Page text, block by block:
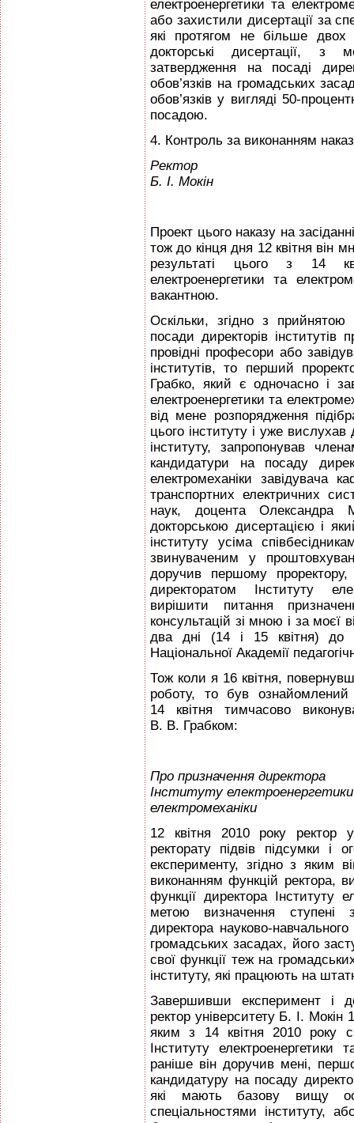
електроенергетики та
або захистили дисертації за
які протягом не більше двох
докторські дисертації, з
затвердження на посаді
обов’язків на громадських
обов’язків у вигляді 50-
посадою.
4. Контроль за виконанням
Ректор
Б. І. Мокін
Проект цього наказу на
тож до кінця дня 12 квітня він
результаті цього з 14
електроенергетики та
вакантною.
Оскільки, згідно з
посади директорів
провідні професори або
інститутів, то перший
Грабко, який є одночасно і
електроенергетики та
від мене розпорядження
цього інституту і уже вислухав
інституту, запропонував
кандидатури на посаду
електромеханіки завідувача
транспортних електричних
наук, доцента Олександра
докторською дисертацією і
інституту усіма
звинуваченим у
доручив першому
директоратом Інституту
вирішити питання
консультацій зі мною і за моєї
два дні (14 і 15 квітня) до
Національної Академії
Тож коли я 16 квітня,
роботу, то був ознайомлений
14 квітня тимчасово
В. В. Грабком:
Про призначення директора
Інституту
електромеханіки
12 квітня 2010 року ректор
ректорату підвів підсумки і
експерименту, згідно з яким
виконанням функцій ректора,
функції директора Інституту
метою визначення ступені
директора науково-
громадських засадах, його
свої функції теж на
інституту, які працюють на
Завершивши експеримент і
ректор університету Б. І. Мокін
яким з 14 квітня 2010 року
Інституту
раніше він доручив мені,
кандидатуру на посаду
які мають базову вищу
спеціальностями інституту,